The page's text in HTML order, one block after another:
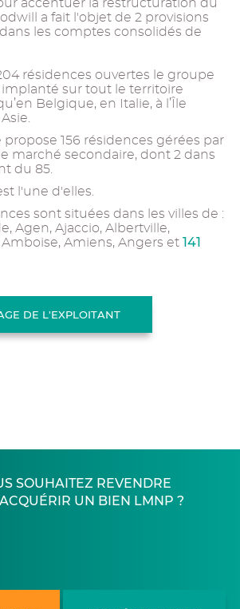
accentuer la restructuration du
a fait l'objet de 2 provisions
dans les comptes consolidés de
résidences ouvertes le groupe
sur tout le territoire
Belgique, en Italie, à l’Île
propose 156 résidences gérées par
marché secondaire, dont 2 dans
du 85.
l'une d'elles.
sont situées dans les villes de :
Agen, Ajaccio, Albertville,
Amboise, Amiens, Angers et 141
DE L'EXPLOITANT
SOUHAITEZ REVENDRE
UN BIEN LMNP ?